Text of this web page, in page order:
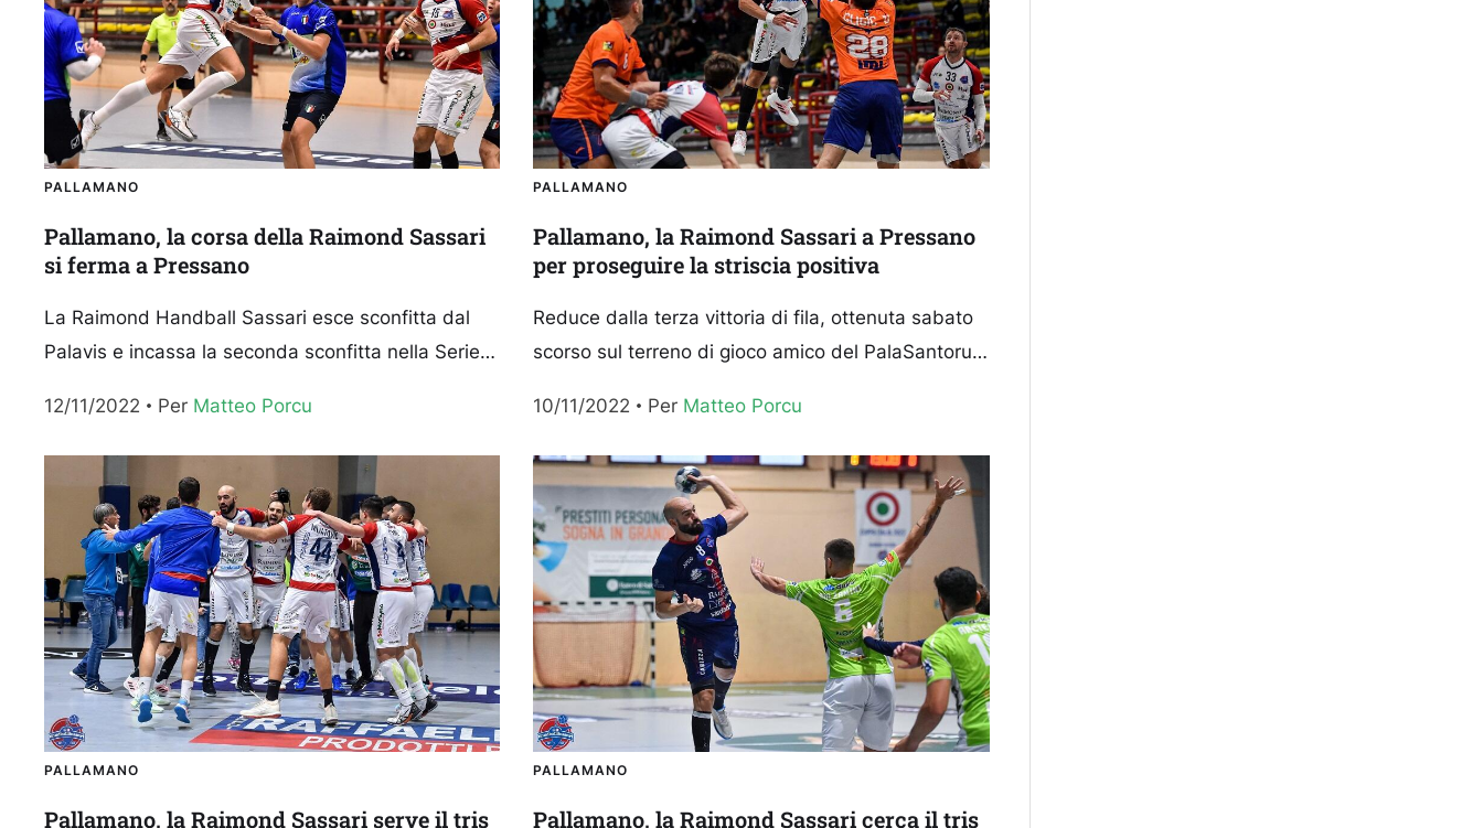
PALLAMANO
Pallamano, la corsa della Raimond Sassari
si ferma a Pressano
La Raimond Handball Sassari esce sconfitta dal
Palavis e incassa la seconda sconfitta nella Serie A
rossoblu....
12/11/2022 Per Matteo Porcu
PALLAMANO
Pallamano, la Raimond Sassari a Pressano
per proseguire la striscia positiva
Reduce dalla terza vittoria di fila, ottenuta sabato
scorso sul terreno di gioco amico del PalaSantoru,
affrontare il...
10/11/2022 Per Matteo Porcu
PALLAMANO
Pallamano, la Raimond Sassari serve il tris
PALLAMANO
Pallamano, la Raimond Sassari cerca il tris